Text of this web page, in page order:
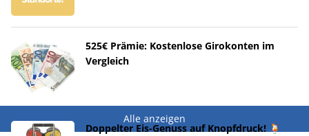
525€ Prämie: Kostenlose Girokonten im
Vergleich
Alle anzeigen
Doppelter Eis-Genuss auf Knopfdruck! 🍹